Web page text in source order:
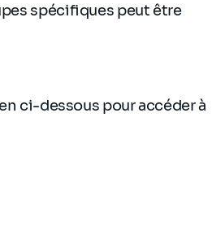
spécifiques peut être
ci-dessous pour accéder à